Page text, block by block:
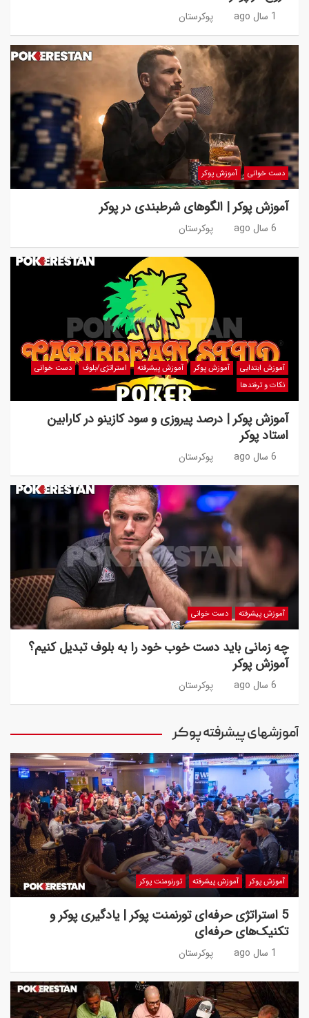
1 سال ago پوکرستان
دست خوانی آموزش پوکر
آموزش پوکر | الگوهای شرطبندی در پوکر
6 سال ago پوکرستان
آموزش ابتدایی آموزش پوکر آموزش پیشرفته استراتژی/بلوف
دست خوانی
نکات و ترفندها
آموزش پوکر | درصد پیروزی و سود کازینو در کارابین
استاد پوکر
6 سال ago پوکرستان
آموزش پیشرفته دست خوانی
چه زمانی باید دست خوب خود را به بلوف تبدیل کنیم؟
آموزش پوکر
6 سال ago پوکرستان
آموزشهای پیشرفته پوکر
آموزش پوکر آموزش پیشرفته تورنومنت پوکر
5 استراتژی حرفه‌ای تورنمنت پوکر | یادگیری پوکر و
تکنیک‌های حرفه‌ای
1 سال ago پوکرستان